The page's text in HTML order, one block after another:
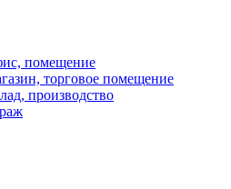
помещение
торговое помещение
производство